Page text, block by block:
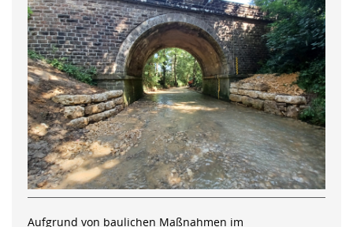
Aufgrund von baulichen Maßnahmen im